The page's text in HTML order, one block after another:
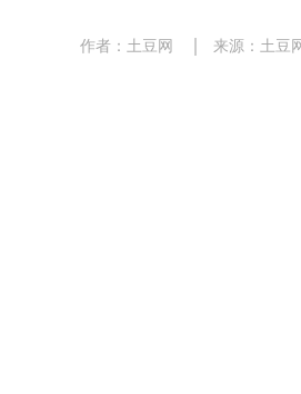
作者：土豆网 来源：土豆